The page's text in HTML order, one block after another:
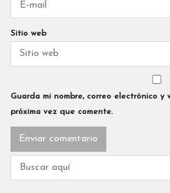
Sitio web
Guarda mi nombre, correo electrónico
próxima vez que comente.